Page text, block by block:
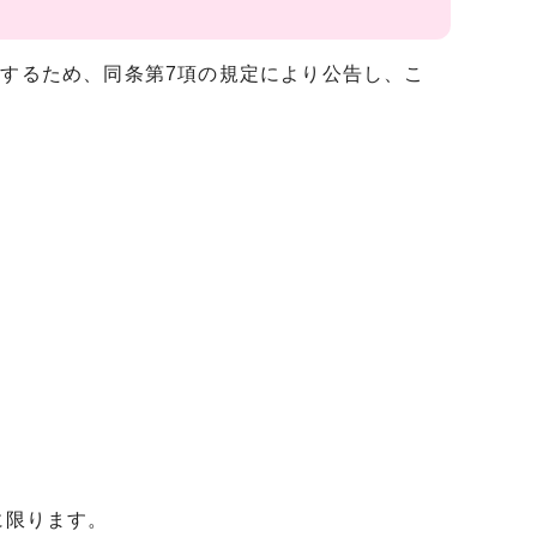
るため、同条第7項の規定により公告し、こ
ります。